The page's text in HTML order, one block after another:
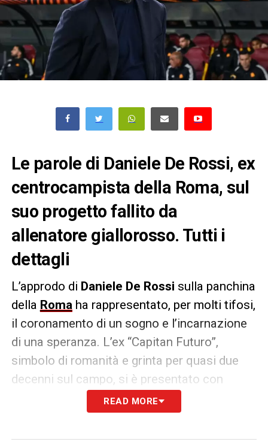
Le parole di Daniele De Rossi, ex
centrocampista della Roma, sul
suo progetto fallito da
allenatore giallorosso. Tutti i
dettagli
L’approdo di Daniele De Rossi sulla panchina
della Roma ha rappresentato, per molti tifosi,
il coronamento di un sogno e l’incarnazione
di una speranza. L’ex “Capitan Futuro”,
simbolo di romanità e grinta per quasi due
decenni sul campo, si è presentato con
l’entusiasmo contagioso di chi è tornato a
casa con l’ambizione di trasmettere la sua
READ MORE